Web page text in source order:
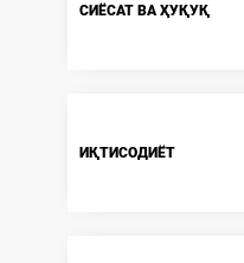
СИЁСАТ ВА ҲУҚУҚ
ИҚТИСОДИЁТ